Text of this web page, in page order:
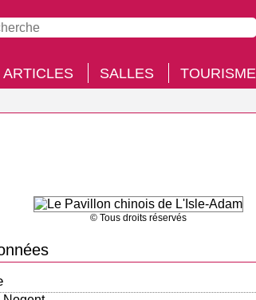
ARTICLES SALLES TOURISME
© Tous droits réservés